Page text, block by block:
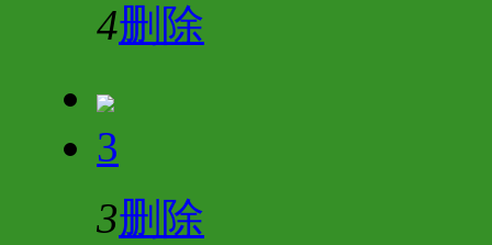
4删除
3
3删除